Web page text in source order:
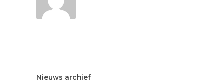
Nieuws archief